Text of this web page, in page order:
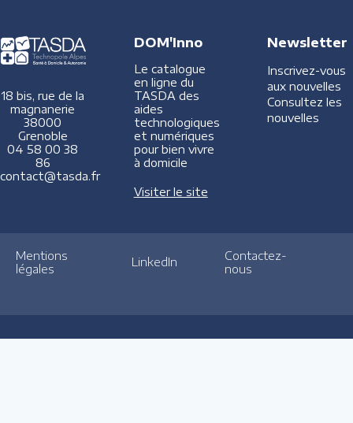
18 bis, rue de la
magnanerie
38000
Grenoble
04 58 00 38
86
contact@tasda.fr
DOM'Inno
Le catalogue
en ligne du
TASDA des
aides
technologiques
et numériques
pour bien vivre
à domicile
Visiter le site
Newsletter
Inscrivez-vous
aux nouvelles
Consultez les
nouvelles
Mentions
légales
LinkedIn
Contactez-
nous